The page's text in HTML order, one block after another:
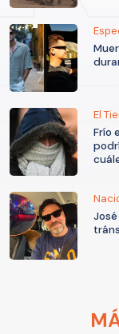
El
Frío